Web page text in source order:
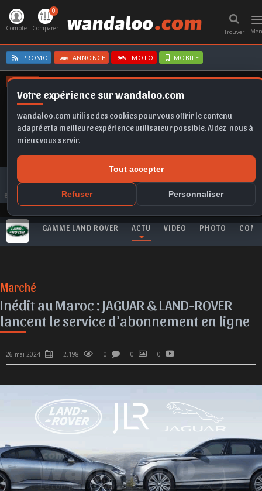
Votre expérience sur wandaloo.com
wandaloo.com utilise des cookies pour vous offrir le contenu
adapté et la meilleure expérience utilisateur possible. Aidez-nous à
mieux vous servir.
Tout accepter
Refuser Personnaliser
Trouver
Compte
0
Comparer
PROMO ANNONCE MOTO MOBILE
OFFRES
FABIA B10 FRONTERA EV
LAND ROVER
Inédit au Maroc : JAGUAR & LAND-ROVER lancent le service d’abonnement
en ligne
GAMME LAND ROVER ACTU VIDEO PHOTO
Marché
Inédit au Maroc : JAGUAR & LAND-ROVER
lancent le service d’abonnement en ligne
26 mai 2024 2.198 0 0 0